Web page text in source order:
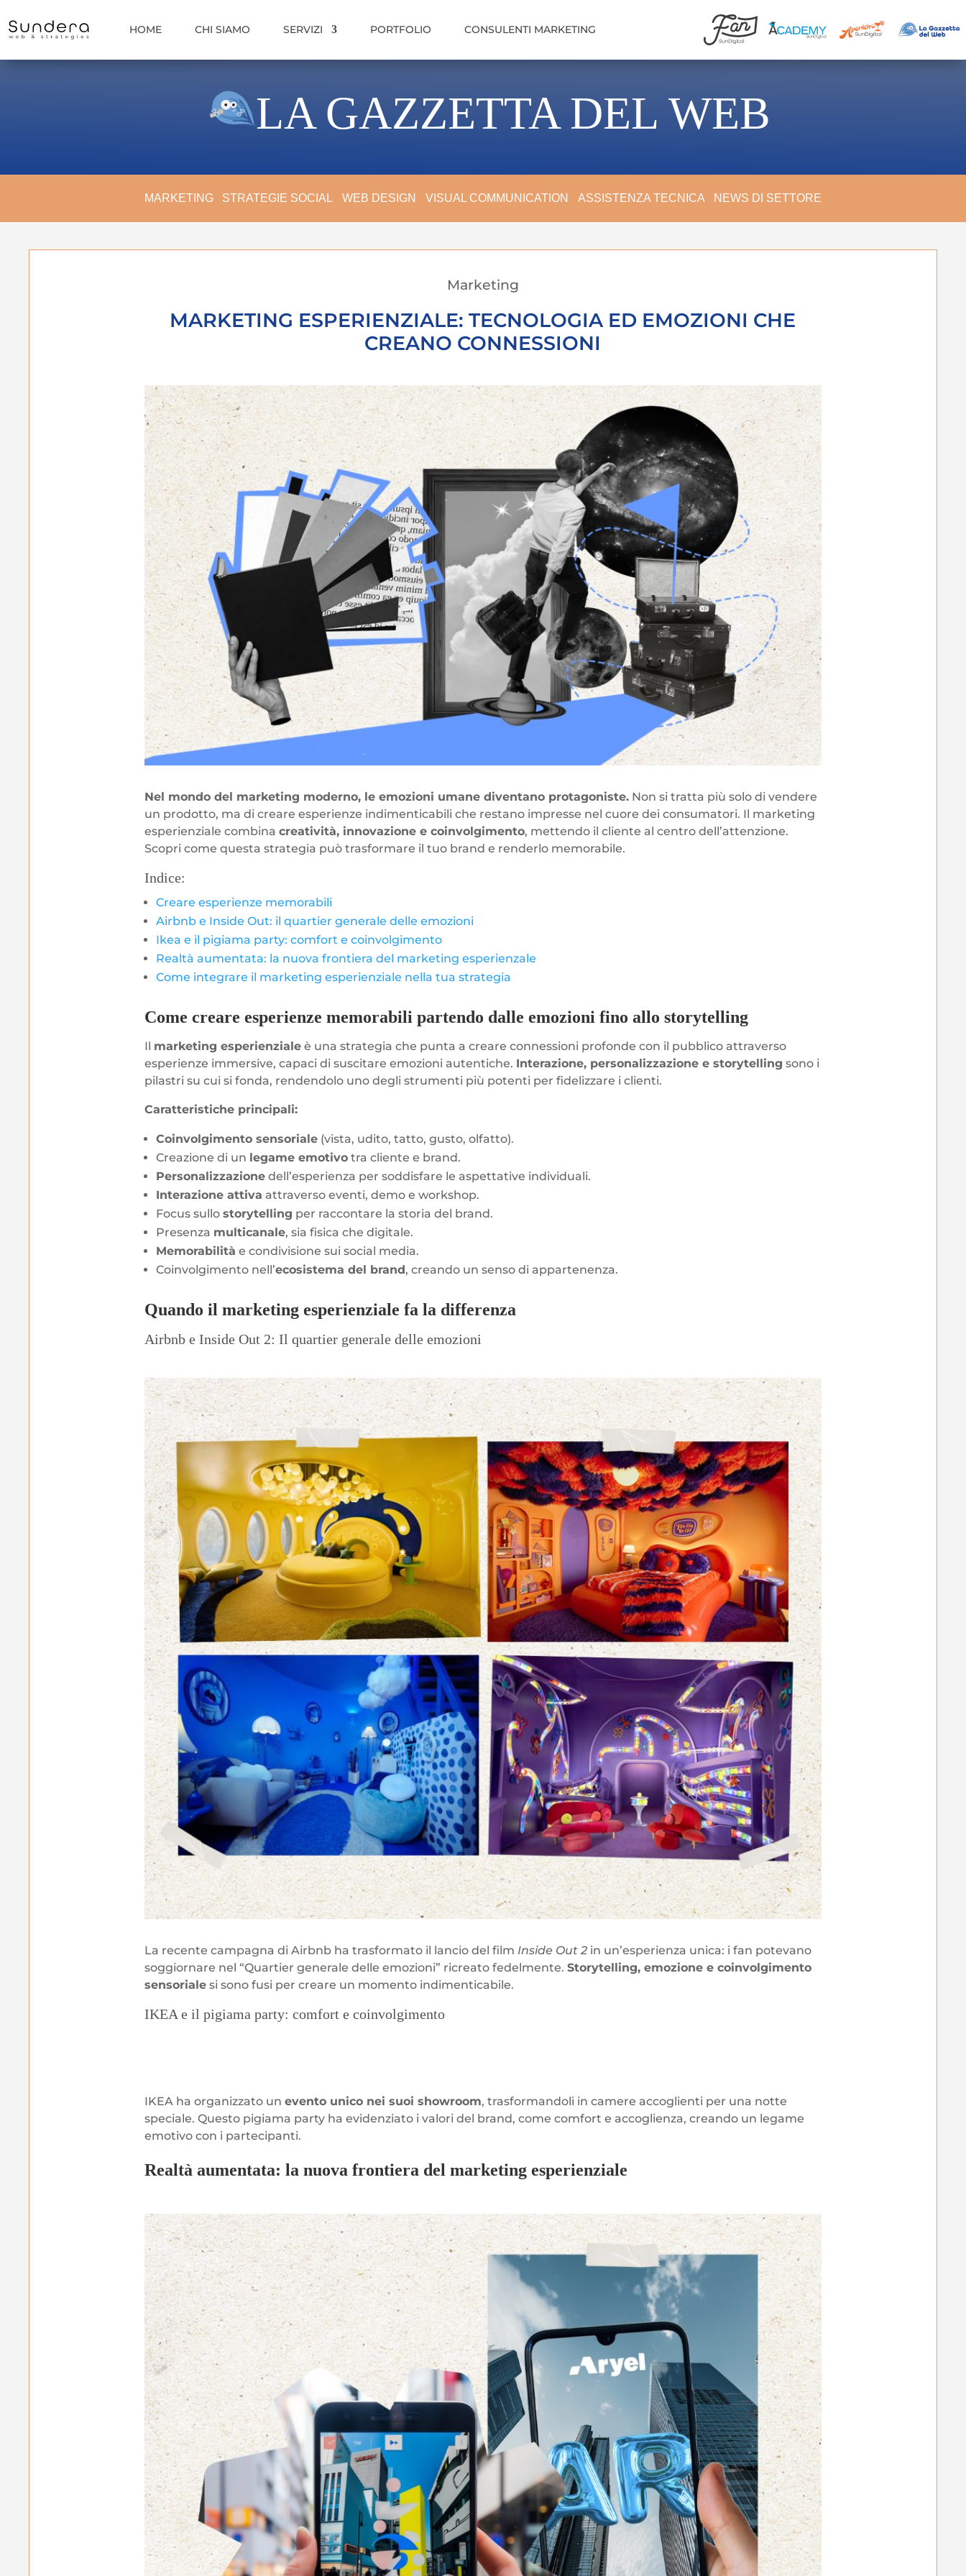
HOME CHI SIAMO SERVIZI PORTFOLIO CONSULENTI MARKETING
LA GAZZETTA DEL WEB
MARKETING STRATEGIE SOCIAL WEB DESIGN VISUAL COMMUNICATION ASSISTENZA TECNICA NEWS DI SETTORE
Marketing
MARKETING ESPERIENZIALE: TECNOLOGIA ED EMOZIONI CHE
CREANO CONNESSIONI
Nel mondo del marketing moderno, le emozioni umane diventano protagoniste. Non si tratta più solo di vendere
un prodotto, ma di creare esperienze indimenticabili che restano impresse nel cuore dei consumatori. Il marketing
esperienziale combinacreatività, innovazione e coinvolgimento, mettendo il cliente al centro dell’attenzione.
Scopri come questa strategia può trasformare il tuo brand e renderlo memorabile.
Indice:
Creare esperienze memorabili
Airbnb e Inside Out: il quartier generale delle emozioni
Ikea e il pigiama party: comfort e coinvolgimento
Realtà aumentata: la nuova frontiera del marketing esperienzale
Come integrare il marketing esperienziale nella tua strategia
Come creare esperienze memorabili partendo dalle emozioni fino allo storytelling
Il marketing esperienziale è una strategia che punta a creare connessioni profonde con il pubblico attraverso
esperienze immersive, capaci di suscitare emozioni autentiche. Interazione, personalizzazione e storytelling sono i
pilastri su cui si fonda, rendendolo uno degli strumenti più potenti per fidelizzare i clienti.
Caratteristiche principali:
Coinvolgimento sensoriale (vista, udito, tatto, gusto, olfatto).
Creazione di un legame emotivo tra cliente e brand.
Personalizzazione dell’esperienza per soddisfare le aspettative individuali.
Interazione attiva attraverso eventi, demo e workshop.
Focus sullostorytelling per raccontare la storia del brand.
Presenza multicanale, sia fisica che digitale.
Memorabilità e condivisione sui social media.
Coinvolgimento nell’ecosistema del brand, creando un senso di appartenenza.
Quando il marketing esperienziale fa la differenza
Airbnb e Inside Out 2: Il quartier generale delle emozioni
La recente campagna di Airbnb ha trasformato il lancio del film Inside Out 2 in un’esperienza unica: i fan potevano
soggiornare nel “Quartier generale delle emozioni” ricreato fedelmente.Storytelling, emozione e coinvolgimento
sensoriale si sono fusi per creare un momento indimenticabile.
IKEA e il pigiama party: comfort e coinvolgimento
IKEA ha organizzato unevento unico nei suoi showroom, trasformandoli in camere accoglienti per una notte
speciale. Questo pigiama party ha evidenziato i valori del brand, come comfort e accoglienza, creando un legame
emotivo con i partecipanti.
Realtà aumentata: la nuova frontiera del marketing esperienziale